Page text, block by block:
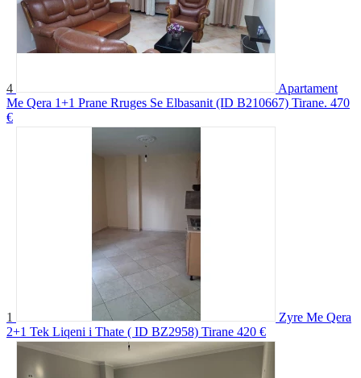
4
Apartament
Me Qera 1+1 Prane Rruges Se Elbasanit (ID B210667) Tirane. 470
€
1
Zyre Me Qera
2+1 Tek Liqeni i Thate ( ID BZ2958) Tirane 420 €